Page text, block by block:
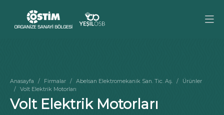
Anasayfa Firmalar Abelsan Elektromekanik San. Tic. Aş.
Ürünler
Volt Elektrik Motorları
Volt Elektrik Motorları